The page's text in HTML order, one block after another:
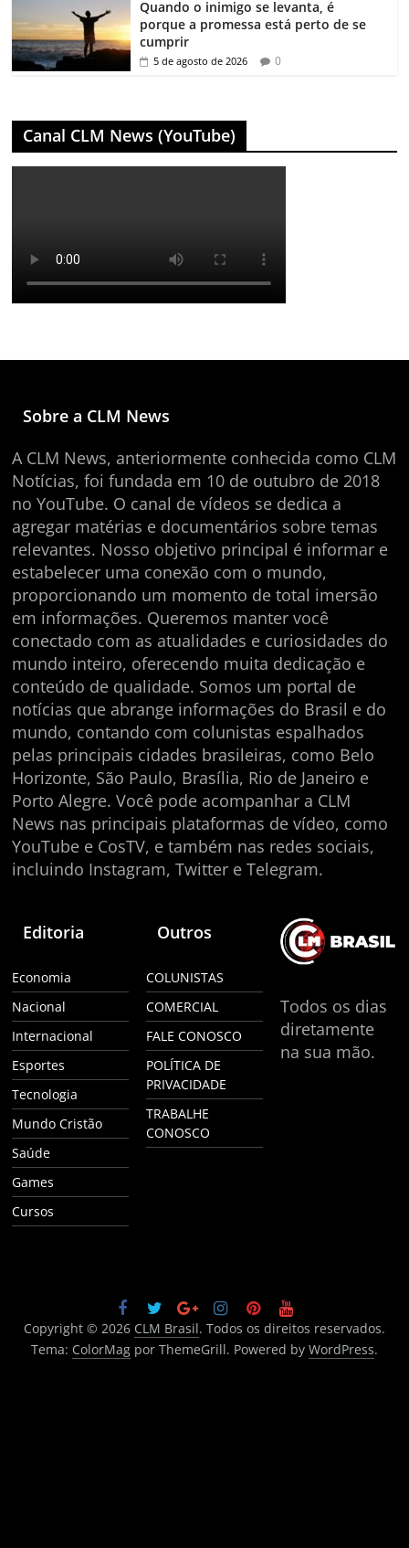
Quando o inimigo se levanta, é
porque a promessa está perto de se
cumprir
5 de agosto de 2026 0
Canal CLM News (YouTube)
Sobre a CLM News
A CLM News, anteriormente conhecida como CLM
Notícias, foi fundada em 10 de outubro de 2018
no YouTube. O canal de vídeos se dedica a
agregar matérias e documentários sobre temas
relevantes. Nosso objetivo principal é informar e
estabelecer uma conexão com o mundo,
proporcionando um momento de total imersão
em informações. Queremos manter você
conectado com as atualidades e curiosidades do
mundo inteiro, oferecendo muita dedicação e
conteúdo de qualidade. Somos um portal de
notícias que abrange informações do Brasil e do
mundo, contando com colunistas espalhados
pelas principais cidades brasileiras, como Belo
Horizonte, São Paulo, Brasília, Rio de Janeiro e
Porto Alegre. Você pode acompanhar a CLM
News nas principais plataformas de vídeo, como
YouTube e CosTV, e também nas redes sociais,
incluindo Instagram, Twitter e Telegram.
Editoria
Economia
Nacional
Internacional
Esportes
Tecnologia
Mundo Cristão
Saúde
Games
Cursos
Outros
COLUNISTAS
COMERCIAL
FALE CONOSCO
POLÍTICA DE
PRIVACIDADE
TRABALHE
CONOSCO
Todos os dias
diretamente
na sua mão.
Copyright © 2026 CLM Brasil. Todos os direitos reservados.
Tema: ColorMagpor ThemeGrill. Powered by WordPress.